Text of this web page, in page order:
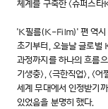
체계를 구축한 <슈퍼스타
'K필름(K-Film)' 편 역시
초기부터, 오늘날 글로벌
과정까지를 하나의 흐름
기생충>, <극한직업>, <
세계 무대에서 인정받기
있었음을 분명히 했다.